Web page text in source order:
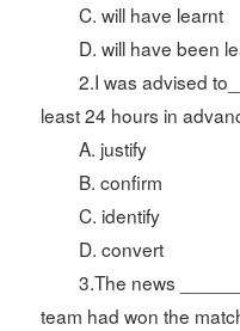
C. will have learnt
D. will have been
2.I was advised
least 24 hours in
A. justify
B. confirm
C. identify
D. convert
3.The news
team had won the